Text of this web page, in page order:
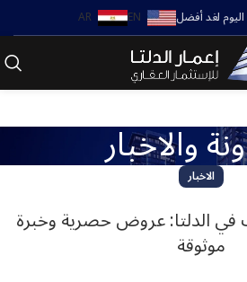
اليوم لغد أفضل EN
AR
والاخبار
الاخبار
الدلتا: عروض حصرية وخبرة
موثوقة